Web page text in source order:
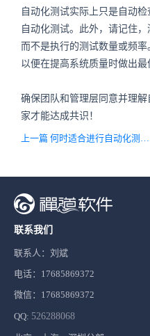
自动化测试实际上只是自动
自动化测试。此外，请记住，
而不是执行的测试数量或频率
以便在提高系统质量时做出最
确保团队和管理层同意并理
家才能达成共识！
联系我们
联系人：刘斌
电话：17685869372
微信：17685869372
QQ: 526288068